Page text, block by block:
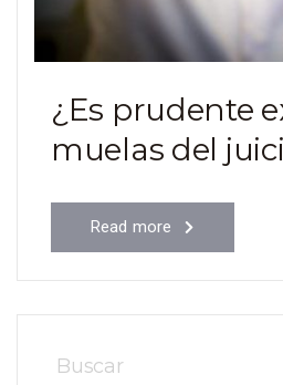
¿Es prudente
muelas del
Read more
Buscar